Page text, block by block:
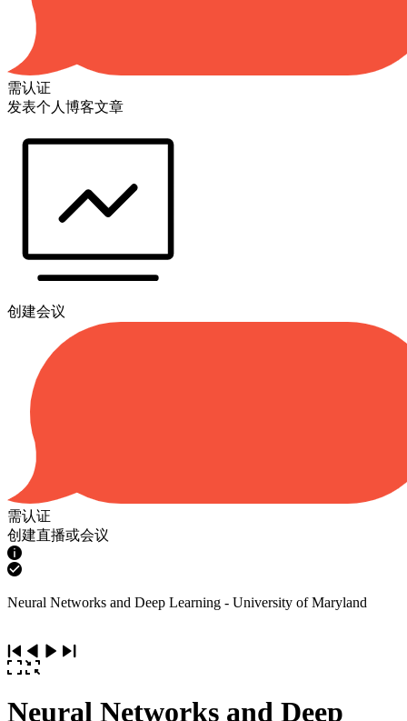
需认证
发表个人博客文章
创建会议
需认证
创建直播或会议
Neural Networks and Deep Learning - University of Maryland
Neural Networks and Deep